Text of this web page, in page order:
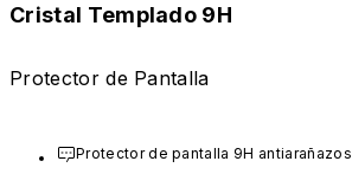
Cristal Templado 9H
Protector de Pantalla
Protector de pantalla 9H antiarañazos